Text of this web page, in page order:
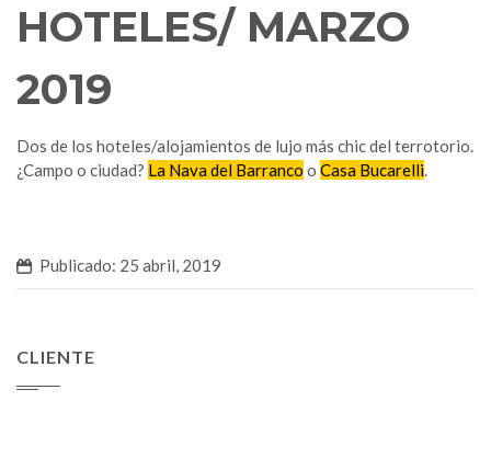
HOTELES/ MARZO
2019
Dos de los hoteles/alojamientos de lujo más chic del terrotorio.
¿Campo o ciudad? La Nava del Barranco o Casa Bucarelli.
Publicado: 25 abril, 2019
CLIENTE